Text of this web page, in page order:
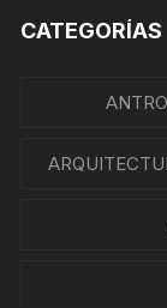
CATEGORÍAS